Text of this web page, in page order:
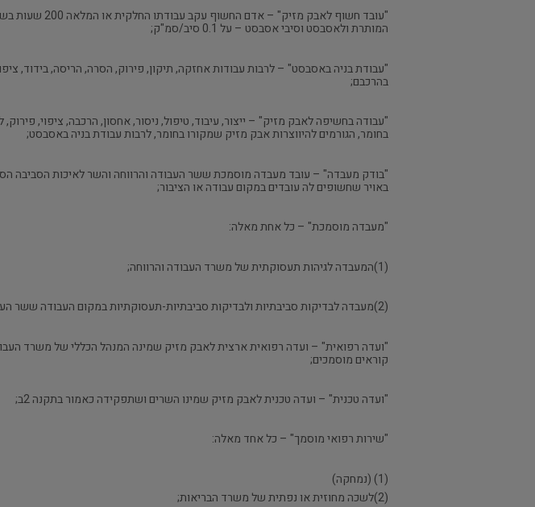
"עובד חשוף
המותרת ולאסבסט וסיבי אסבסט – על 0.1 סיב/סמ"ק;
"עבודת בניה באסבסט" – לרבות עבודות אחזקה, תיקון, פירוק, הסרה, הריסה, בידוד,
בהרכבם;
"עבודה בחשיפה לאבק מזיק" – ייצור, עיבוד, טיפול, ניסור, אחסון, הרכבה, ציפוי,
בחומר, הגורמים להיווצרות אבק מזיק שמקורו בחומר, לרבות עבודת בניה באסבסט;
"בודק מעבדה" – עובד מעבדה מוסמכת ששר העבודה והרווחה והשר לאיכות הסביבה
באויר שחשופים לה עובדים במקום עבודה או הציבור;
"מעבדה מוסמכת" – כל אחת מאלה:
(1)המעבדה לגיהות תעסוקתית של משרד העבודה והרווחה;
(2)מעבדה לבדיקות סביבתיות ולבדיקות סביבתיות-תעסוקתיות במקום העבודה ששר העבודה והרווחה והשר לאיכות הסביבה הסמיכו לבצע בדיקות של חשיפה לאבק מזיק;
"ועדה רפואית" – ועדה רפואית ארצית לאבק מזיק שמינה המנהל הכללי של משרד
קוראים מוסמכים;
"ועדה טכנית" – ועדה טכנית לאבק מזיק שמינו השרים ושתפקידה כאמור בתקנה 2ב;
"שירות רפואי מוסמך" – כל אחד מאלה:
(1) (נמחקה)
(2)לשכה מחוזית או נפתית של משרד הבריאות;